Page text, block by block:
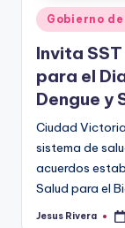
Publicado
en
Gobierno
Invita
para el
Dengue y
Ciudad
sistema de
acuerdos
Salud para el
Publicado
Jesus Rivera